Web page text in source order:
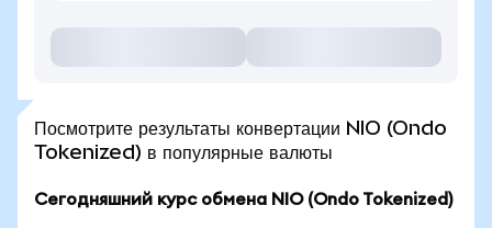
Посмотрите результаты конвертации NIO (Ondo
Tokenized) в популярные валюты
Сегодняшний курс обмена NIO (Ondo Tokenized)